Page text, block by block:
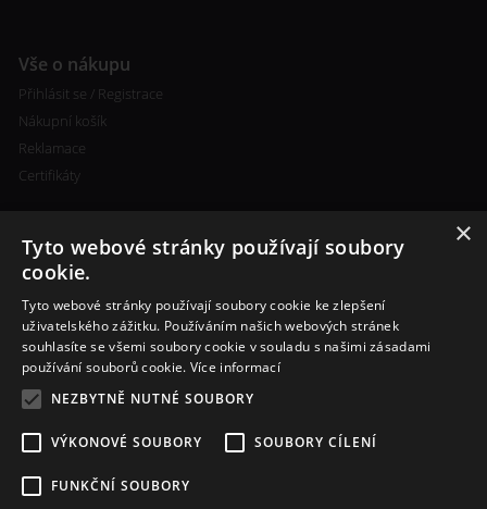
Vše o nákupu
Přihlásit se / Registrace
Nákupní košík
Reklamace
Certifikáty
Kontakty
+420 773 693 673
info@cigareta-shop.cz
×
Tyto webové stránky používají soubory
cookie.
Tyto webové stránky používají soubory cookie ke zlepšení
uživatelského zážitku. Používáním našich webových stránek
souhlasíte se všemi soubory cookie v souladu s našimi zásadami
používání souborů cookie. Více informací
NEZBYTNĚ NUTNÉ SOUBORY
VÝKONOVÉ SOUBORY SOUBORY CÍLENÍ
FUNKČNÍ SOUBORY